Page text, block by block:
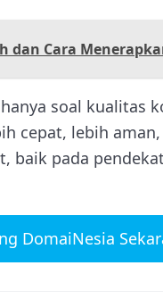
dan Cara
soal kualitas
cepat, lebih
baik pada
DomaiNesia